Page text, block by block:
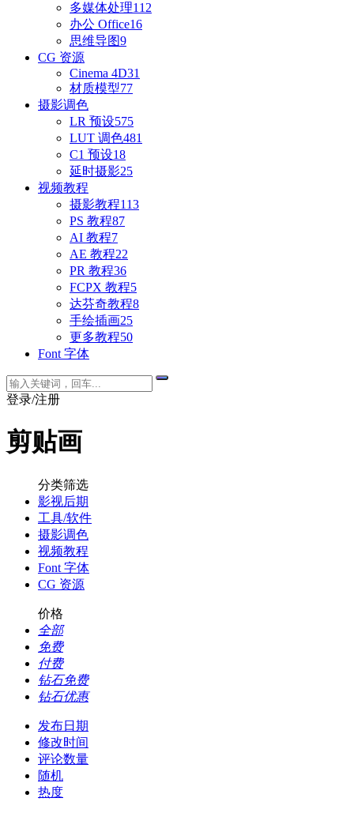
多媒体处理112
办公 Office16
思维导图9
CG 资源
Cinema 4D31
材质模型77
摄影调色
LR 预设575
LUT 调色481
C1 预设18
延时摄影25
视频教程
摄影教程113
PS 教程87
AI 教程7
AE 教程22
PR 教程36
FCPX 教程5
达芬奇教程8
手绘插画25
更多教程50
Font 字体
登录/注册
剪贴画
分类筛选
影视后期
工具/软件
摄影调色
视频教程
Font 字体
CG 资源
价格
全部
免费
付费
钻石免费
钻石优惠
发布日期
修改时间
评论数量
随机
热度